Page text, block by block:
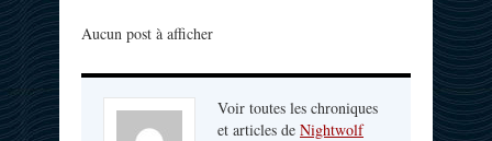
Aucun post à afficher
Voir toutes les chroniques
et articles de Nightwolf